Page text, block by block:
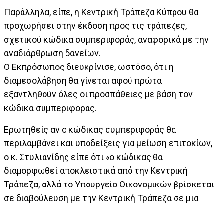
Παράλληλα, είπε, η Κεντρική Τράπεζα Κύπρου θα
προχωρήσει στην έκδοση προς τις τράπεζες,
σχετικού κώδικα συμπεριφοράς, αναφορικά με την
αναδιάρθρωση δανείων.
Ο Εκπρόσωπος διευκρίνισε, ωστόσο, ότι η
διαμεσολάβηση θα γίνεται αφού πρώτα
εξαντληθούν όλες οι προσπάθειες με βάση τον
κώδικα συμπεριφοράς.
Ερωτηθείς αν ο κώδικας συμπεριφοράς θα
περιλαμβάνει και υποδείξεις για μείωση επιτοκίων,
ο κ. Στυλιανίδης είπε ότι «ο κώδικας θα
διαμορφωθεί αποκλειστικά από την Κεντρική
Τράπεζα, αλλά το Υπουργείο Οικονομικών βρίσκεται
σε διαβούλευση με την Κεντρική Τράπεζα σε μια